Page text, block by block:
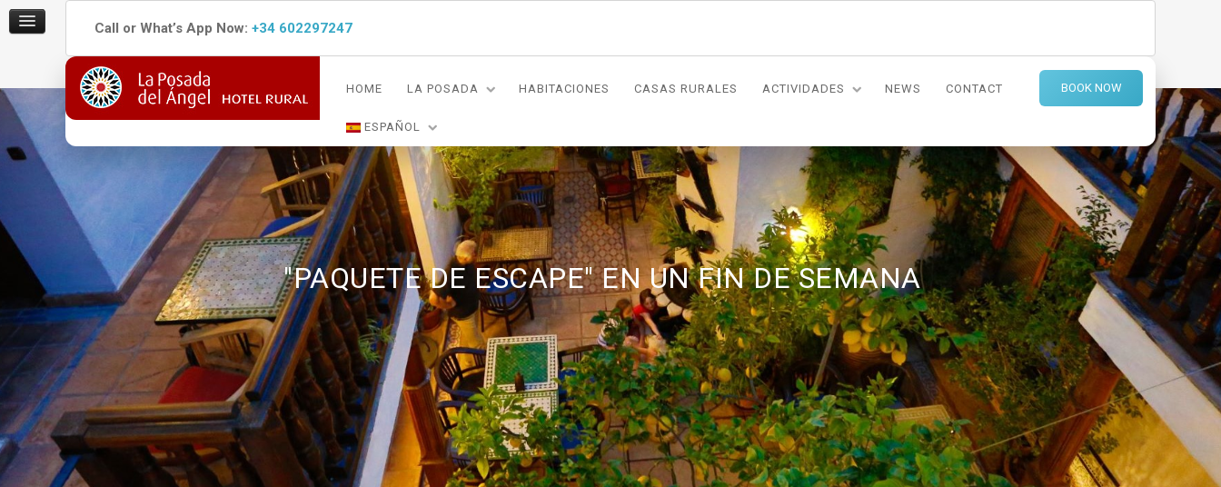
Call or What’s App Now: +34 602297247
HOME LA POSADA HABITACIONES CASAS RURALES ACTIVIDADES NEWS CONTACT
ESPAÑOL
BOOK NOW
"PAQUETE DE ESCAPE" EN UN FIN DE SEMANA